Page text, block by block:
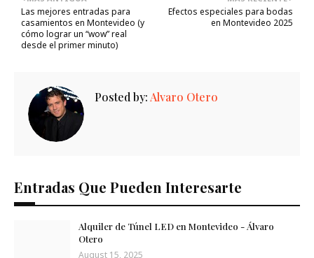
Efectos especiales para bodas
en Montevideo 2025
Las mejores entradas para
casamientos en Montevideo (y
cómo lograr un “wow” real
desde el primer minuto)
Posted by: Alvaro Otero
Entradas Que Pueden Interesarte
Alquiler de Túnel LED en Montevideo - Álvaro
Otero
August 15, 2025